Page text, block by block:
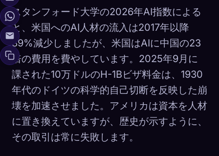
スタンフォード大学の2026年AI指数による
と、米国へのAI人材の流入は2017年以降
89%減少しましたが、米国はAIに中国の23
倍の費用を費やしています。2025年9月に
課された10万ドルのH-1Bビザ料金は、1930
年代のドイツの科学的自己切断を反映した崩
壊を加速させました。アメリカは資本を人材
に置き換えていますが、歴史が示すように、
その取引は常に失敗します。